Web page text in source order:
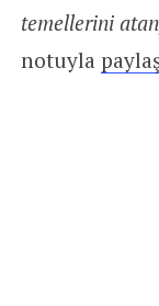
temellerini
notuyla